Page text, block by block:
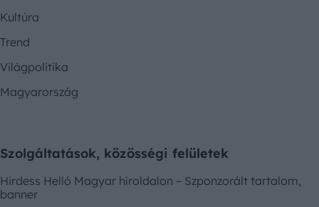
Kultúra
Trend
Világpolitika
Magyarország
Szolgáltatások, közösségi felületek
Hirdess Helló Magyar híroldalon – Szponzorált tartalom,
banner